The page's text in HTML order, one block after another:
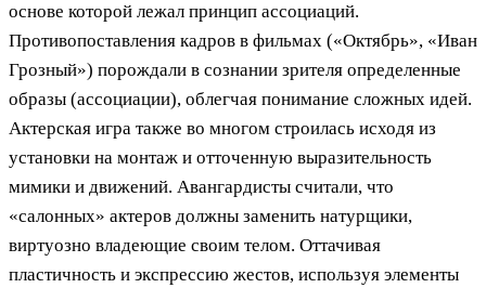
основе которой лежал принцип ассоциаций.
Противопоставления кадров в фильмах («Октябрь», «Иван
Грозный») порождали в сознании зрителя определенные
образы (ассоциации), облегчая понимание сложных идей.
Актерская игра также во многом строилась исходя из
установки на монтаж и отточенную выразительность
мимики и движений. Авангардисты считали, что
«салонных» актеров должны заменить натурщики,
виртуозно владеющие своим телом. Оттачивая
пластичность и экспрессию жестов, используя элементы